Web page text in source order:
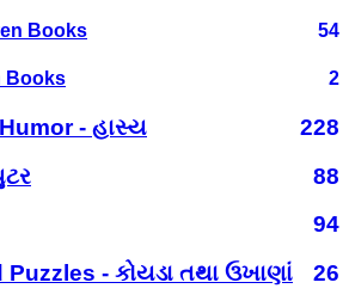
Books 54
Books 2
- હાસ્ય
228
88
94
- કોયડા તથા ઉખાણાં
26